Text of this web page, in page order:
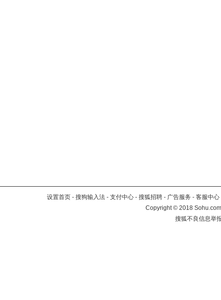
设置首页 - 搜狗输入法 - 支付中心 - 搜狐招聘 - 广告服务 - 客服中心
Copyright©2018
搜狐不良信息举